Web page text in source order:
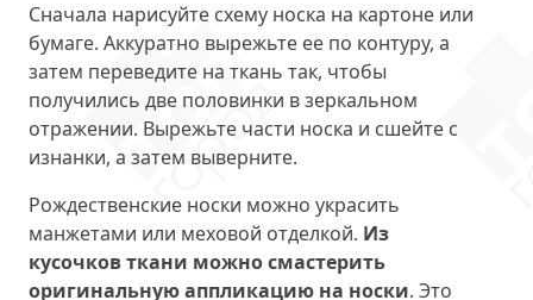
Сначала нарисуйте схему носка на картоне или
бумаге. Аккуратно вырежьте ее по контуру, а
затем переведите на ткань так, чтобы
получились две половинки в зеркальном
отражении. Вырежьте части носка и сшейте с
изнанки, а затем выверните.
Рождественские носки можно украсить
манжетами или меховой отделкой. Из
кусочков ткани можно смастерить
оригинальную аппликацию на носки. Это